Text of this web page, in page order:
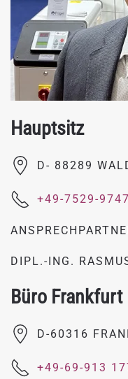
Hauptsitz
D- 88289
+49-7529-
DIPL.-ING.
Büro Frankfurt
D-60316
+49-69-913